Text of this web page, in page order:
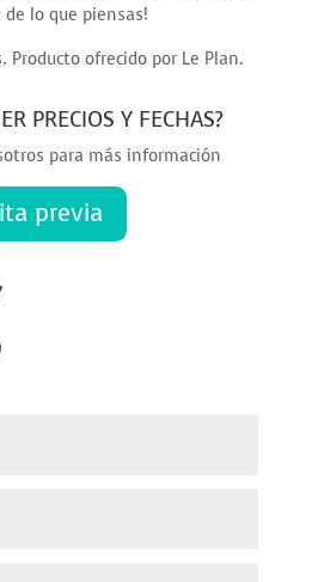
lo que piensas!
Producto ofrecido por Le Plan.
PRECIOS Y FECHAS?
para más información
previa